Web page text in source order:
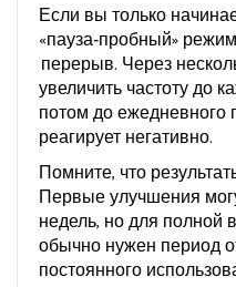
Если вы только
«пауза‑пробный»
перерыв. Через
увеличить частоту до
потом до
реагирует негативно.
Помните, что
Первые улучшения
недель, но для полной
обычно нужен период
постоянного